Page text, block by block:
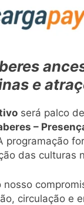
e
será palco
–
programação
das culturas
circulação e